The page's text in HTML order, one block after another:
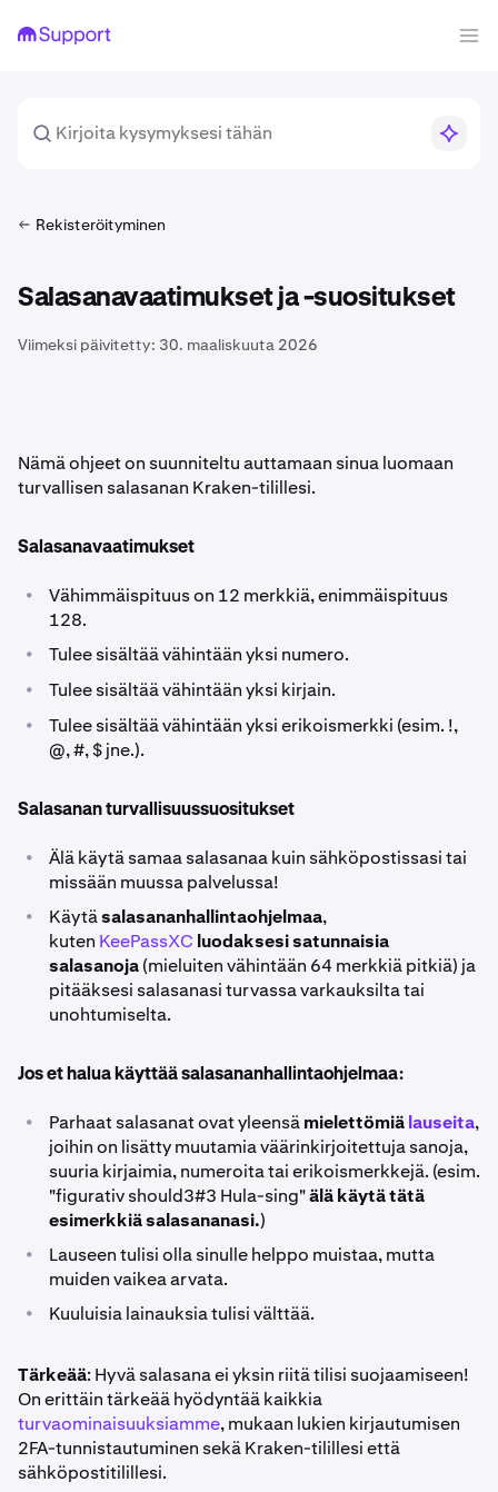
Rekisteröityminen
Salasanavaatimukset ja -suositukset
Viimeksi päivitetty: 30. maaliskuuta 2026
Nämä ohjeet on suunniteltu auttamaan sinua luomaan
turvallisen salasanan Kraken-tilillesi.
Salasanavaatimukset
•
Vähimmäispituus on 12 merkkiä, enimmäispituus
128.
• Tulee sisältää vähintään yksi numero.
• Tulee sisältää vähintään yksi kirjain.
•
Tulee sisältää vähintään yksi erikoismerkki (esim. !,
@, #, $ jne.).
Salasanan turvallisuussuositukset
•
Älä käytä samaa salasanaa kuin sähköpostissasi tai
missään muussa palvelussa!
• Käytäsalasananhallintaohjelmaa,
kuten KeePassXC luodaksesi satunnaisia
salasanoja(mieluiten vähintään 64 merkkiä pitkiä) ja
pitääksesi salasanasi turvassa varkauksilta tai
unohtumiselta.
Jos et halua käyttää salasananhallintaohjelmaa:
• Parhaat salasanat ovat yleensämielettömiälauseita,
joihin on lisätty muutamia väärinkirjoitettuja sanoja,
suuria kirjaimia, numeroita tai erikoismerkkejä. (esim.
"figurativ should3#3 Hula-sing"älä käytä tätä
esimerkkiä salasananasi.)
•
Lauseen tulisi olla sinulle helppo muistaa, mutta
muiden vaikea arvata.
• Kuuluisia lainauksia tulisi välttää.
Tärkeää: Hyvä salasana ei yksin riitä tilisi suojaamiseen!
On erittäin tärkeää hyödyntää kaikkia
turvaominaisuuksiamme, mukaan lukien kirjautumisen
2FA-tunnistautuminen sekä Kraken-tilillesi että
sähköpostitilillesi.